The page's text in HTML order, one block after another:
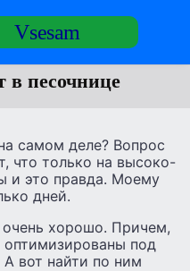
Vsesam
в песочнице
самом деле? Вопрос
что только на высоко-
и это правда. Моему
дней.
очень хорошо. Причем,
под
вот найти по ним